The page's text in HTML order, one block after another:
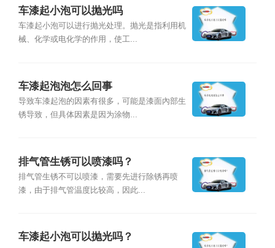
车漆起小泡可以抛光吗
车漆起小泡可以进行抛光处理。抛光是指利用机
械、化学或电化学的作用，使工...
车漆起泡泡怎么回事
导致车漆起泡的因素有很多，可能是漆面內部生
锈导致，但具体因素是因为涂物...
排气管生锈可以喷漆吗？
排气管生锈不可以喷漆，需要先进行除锈再喷
漆，由于排气管温度比较高，因此...
车漆起小泡可以抛光吗？